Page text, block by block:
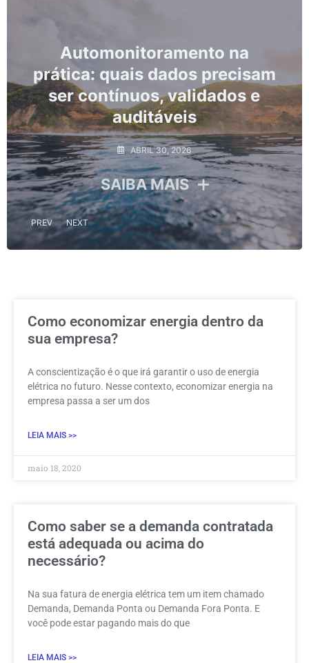
e
Marcos, prazos e os
não
monitoramento
ABRIL 10, 2026
SAIBA MAIS
PREV NEXT
Como economizar energia dentro da
sua empresa?
A conscientização é o que irá garantir o uso de energia
elétrica no futuro. Nesse contexto, economizar energia na
empresa passa a ser um dos
LEIA MAIS >>
maio 18, 2020
Como saber se a demanda contratada
está adequada ou acima do
necessário?
Na sua fatura de energia elétrica tem um item chamado
Demanda, Demanda Ponta ou Demanda Fora Ponta. E
você pode estar pagando mais do que
LEIA MAIS >>